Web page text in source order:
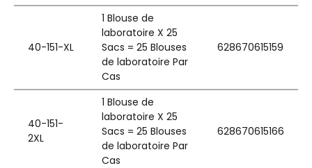
40-151-XL
1 Blouse de
laboratoire X 25
Sacs = 25 Blouses
de laboratoire Par
Cas
628670615159
40-151-
2XL
1 Blouse de
laboratoire X 25
Sacs = 25 Blouses
de laboratoire Par
Cas
628670615166